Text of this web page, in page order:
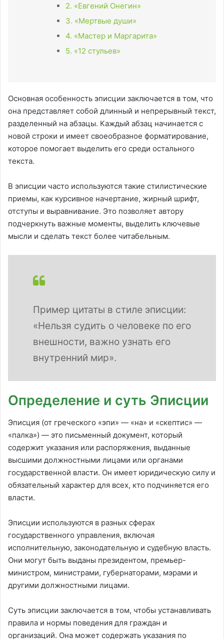
2. «Евгений Онегин»
3. «Мертвые души»
4. «Мастер и Маргарита»
5. «12 стульев»
Основная особенность эписции заключается в том, что
она представляет собой длинный и непрерывный текст,
разделенный на абзацы. Каждый абзац начинается с
новой строки и имеет своеобразное форматирование,
которое помогает выделить его среди остального
текста.
В эписции часто используются такие стилистические
приемы, как курсивное начертание, жирный шрифт,
отступы и выравнивание. Это позволяет автору
подчеркнуть важные моменты, выделить ключевые
мысли и сделать текст более читабельным.
Пример цитаты в стиле эписции:
«Нельзя судить о человеке по его
внешности, важно узнать его
внутренний мир».
Определение и суть Эписции
Эписция (от греческого «эпи» — «на» и «скептис» —
«палка») — это письменный документ, который
содержит указания или распоряжения, выданные
высшими должностными лицами или органами
государственной власти. Он имеет юридическую силу и
обязательный характер для всех, кто подчиняется его
власти.
Эписции используются в разных сферах
государственного управления, включая
исполнительную, законодательную и судебную власть.
Они могут быть выданы президентом, премьер-
министром, министрами, губернаторами, мэрами и
другими должностными лицами.
Суть эписции заключается в том, чтобы устанавливать
правила и нормы поведения для граждан и
организаций. Она может содержать указания по